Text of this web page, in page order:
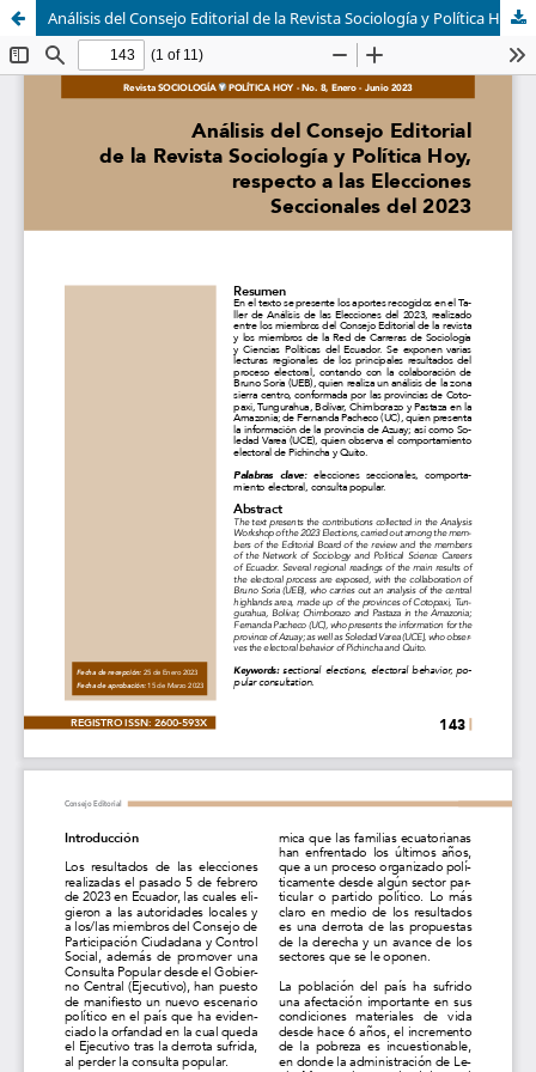
Análisis del Consejo Editorial de la Revista Sociología y Política Hoy, respecto a las Elecciones Seccionales del 2023